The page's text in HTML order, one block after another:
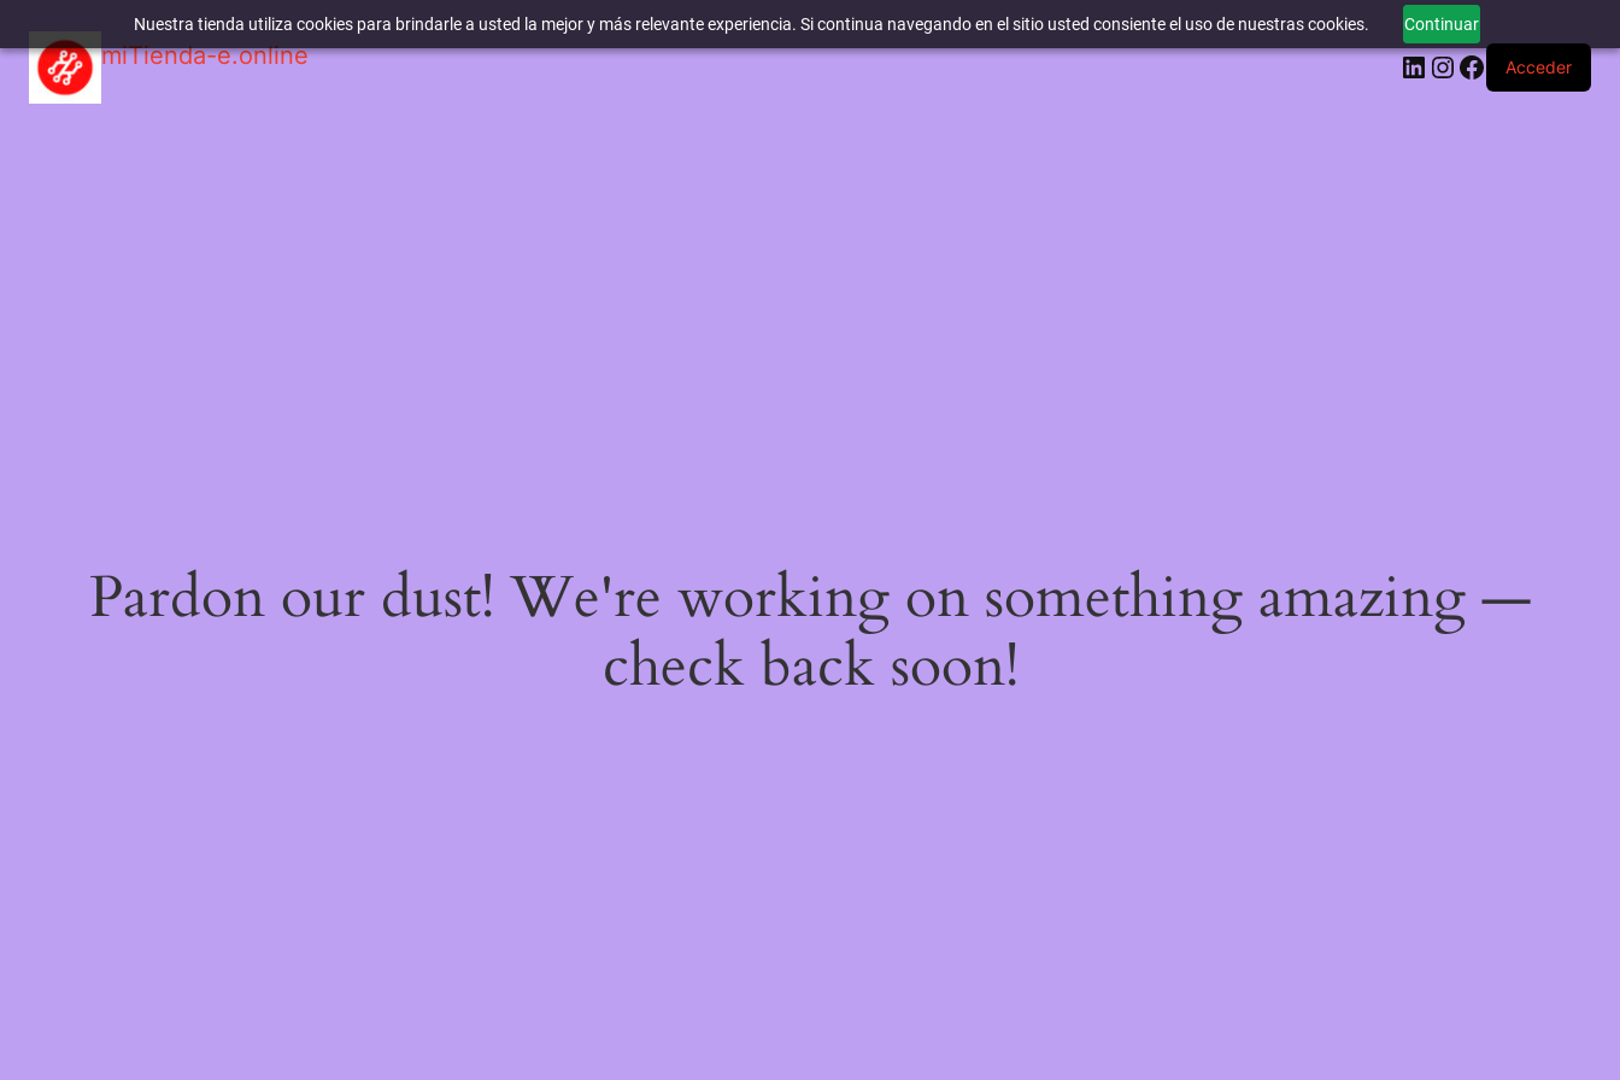
Nuestra tienda utiliza cookies para brindarle a usted la mejor y más relevante experiencia. Si continua navegando en el sitio usted consiente el uso de nuestras cookies. Continuar
miTienda-e.online LinkedIn
Instagram
Facebook
Acceder
Pardon our dust! We're working on something amazing —
check back soon!